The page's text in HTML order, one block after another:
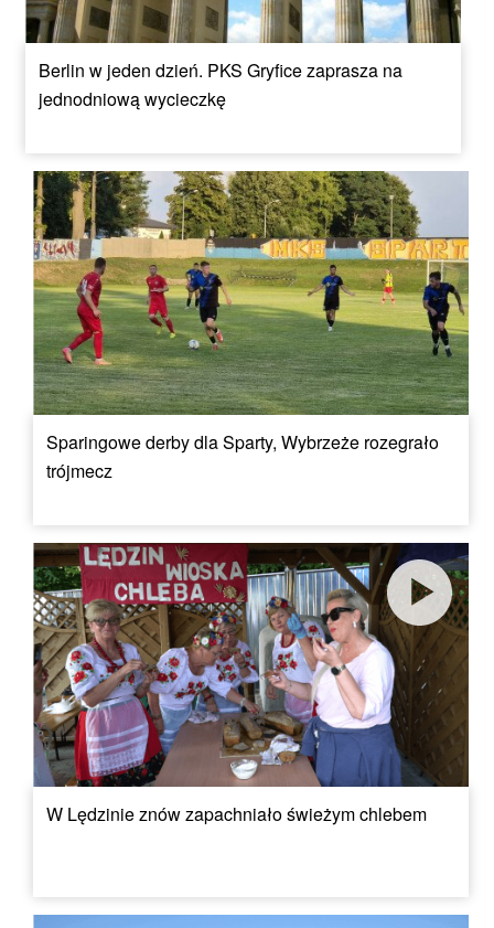
Berlin w jeden dzień. PKS Gryfice zaprasza na
jednodniową wycieczkę
Sparingowe derby dla Sparty, Wybrzeże rozegrało
trójmecz
W Lędzinie znów zapachniało świeżym chlebem